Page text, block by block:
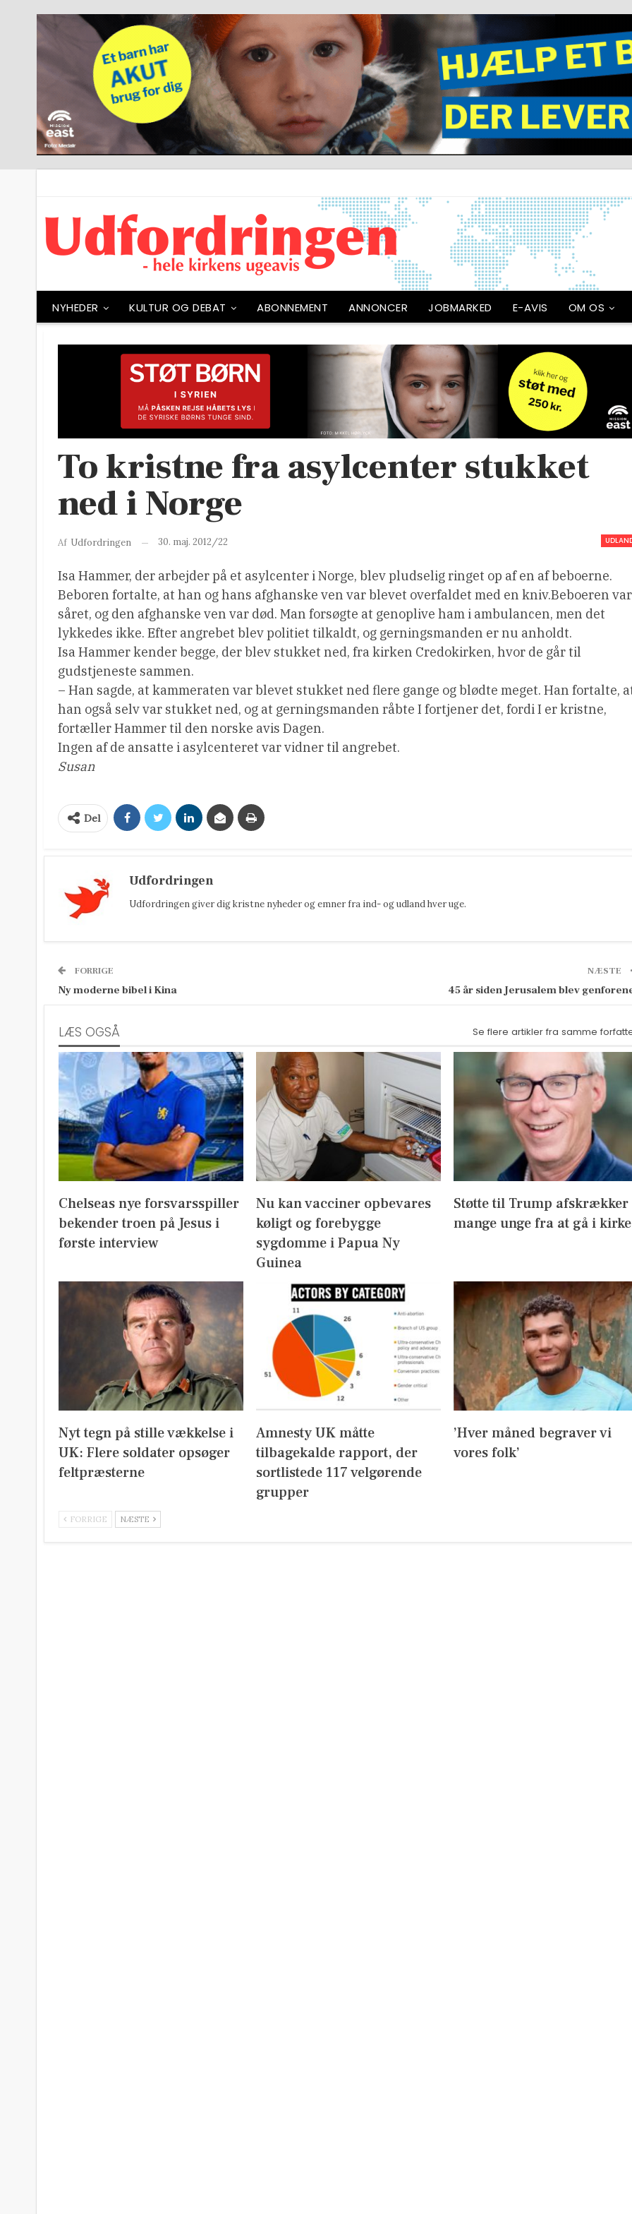
NYHEDER KULTUR OG DEBAT ABONNEMENT ANNONCER JOBMARKED E-AVIS OM OS
To kristne fra asylcenter stukket
ned i Norge
Af Udfordringen 30. maj. 2012/22
Isa Hammer, der arbejder på et asylcenter i Norge, blev pludselig ringet op af en af beboerne.
Beboren fortalte, at han og hans afghanske ven var blevet overfaldet med en kniv.Beboeren var
såret, og den afghanske ven var død. Man forsøgte at genoplive ham i ambulancen, men det
lykkedes ikke. Efter angrebet blev politiet tilkaldt, og gerningsmanden er nu anholdt.
Isa Hammer kender begge, der blev stukket ned, fra kirken Credokirken, hvor de går til
gudstjeneste sammen.
– Han sagde, at kammeraten var blevet stukket ned flere gange og blødte meget. Han fortalte,
han også selv var stukket ned, og at gerningsmanden råbte I fortjener det, fordi I er kristne,
fortæller Hammer til den norske avis Dagen.
Ingen af de ansatte i asylcenteret var vidner til angrebet.
Susan
Del
Udfordringen
Udfordringen giver dig kristne nyheder og emner fra ind- og udland hver uge.
FORRIGE
Ny moderne bibel i Kina
NÆSTE
45 år siden Jerusalem blev
LÆS OGSÅ Se flere artikler fra samme
Chelseas nye forsvarsspiller
bekender troen på Jesus i
første interview
Nu kan vacciner opbevares
køligt og forebygge
sygdomme i Papua Ny
Guinea
Støtte til Trump afskrækker
mange unge fra at gå i kirke
Nyt tegn på stille vækkelse i
UK: Flere soldater opsøger
feltpræsterne
Amnesty UK måtte
tilbagekalde rapport, der
sortlistede 117 velgørende
grupper
’Hver måned begraver vi
vores folk’
FORRIGE NÆSTE